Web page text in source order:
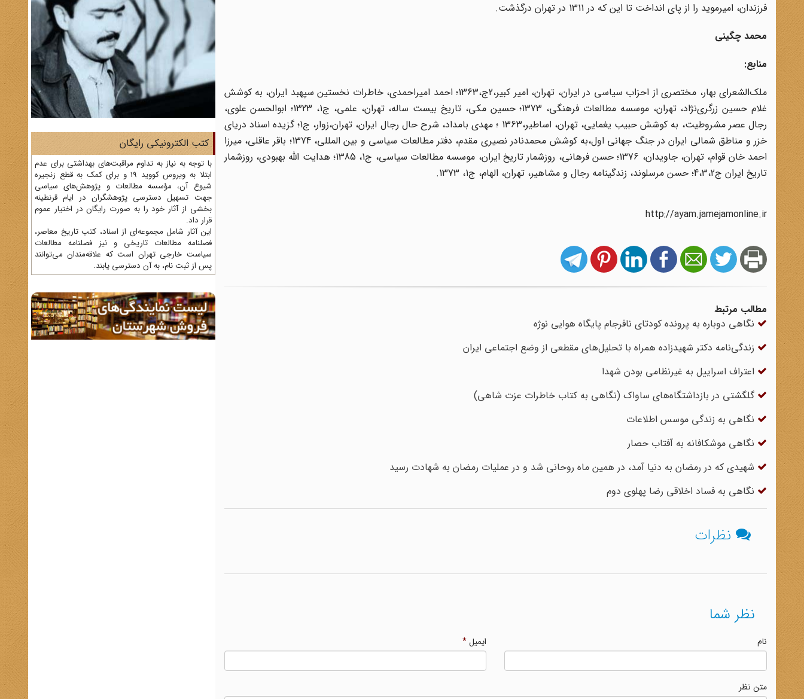
فرزندان، امیرموید را از پای انداخت تا این که در 1311 در تهران درگذشت.
محمد چگینی
منابع:
ملک‌الشعرای بهار، مختصری از احزاب سیاسی در ایران، تهران، امیر کبیر،2ج،1363؛ احمد امیراحمدی، خاطرات نخستین سپهبد ایران، به کوشش
غلام حسین زرگری‌نژاد، تهران، موسسه مطالعات فرهنگی، 1373؛ حسین مکی، تاریخ بیست ساله، تهران، علمی، ج1، 1323؛ ابوالحسن علوی،
رجال عصر مشروطیت، به کوشش حبیب یغمایی، تهران، اساطیر،1363 ؛ مهدی بامداد، شرح حال رجال ایران، تهران،زوار، ج1؛ گزیده اسناد دریای
خزر و مناطق شمالی ایران در جنگ جهانی اول،به کوشش محمدنادر نصیری مقدم، دفتر مطالعات سیاسی و بین المللی، 1374؛ باقر عاقلی، میرزا
احمد خان قوام، تهران، جاویدان، 1376؛ حسن فرهانی، روزشمار تاریخ ایران، موسسه مطالعات سیاسی، ج1، 1385؛ هدایت الله بهبودی، روزشمار
تاریخ ایران ج4،3،2؛ حسن مرسلوند، زندگینامه رجال و مشاهیر، تهران، الهام، ج1، 1373.
http://ayam.jamejamonline.ir
مطالب مرتبط
نگاهی دوباره به پرونده کودتای نافرجام پایگاه هوایی نوژه
زندگی‌نامه دکتر شهیدزاده همراه با تحلیل‌های مقطعی از وضع اجتماعی ایران
اعتراف اسراییل به غیرنظامی بودن شهدا
گلگشتی در بازداشتگاه‌های ساواک (نگاهی به کتاب خاطرات عزت شاهی)
نگاهی به زندگی موسس اطلاعات
نگاهی موشکافانه به آفتاب حصار
شهیدی که در رمضان به دنیا آمد، در همین ماه روحانی شد و در عملیات رمضان به شهادت رسید
نگاهی به فساد اخلاقی رضا پهلوی دوم
نظرات
نظر شما
نام ایمیل*
متن نظر
کتب الکترونیکی رایگان
با توجه به نیاز به تداوم مراقبت‌های بهداشتی برای عدم
ابتلا به ویروس کووید 19 و برای کمک به قطع زنجیره
شیوع آن، مؤسسه مطالعات و پژوهش‌های سیاسی
جهت تسهیل دسترسی پژوهشگران در ایام قرنطینه
بخشی از آثار خود را به صورت رایگان در اختیار عموم
قرار داد.
این آثار شامل مجموعه‌ای از اسناد، کتب تاریخ معاصر،
فصلنامه‌ مطالعات تاریخی و نیز فصلنامه مطالعات
سیاست خارجی تهران است که علاقه‌مندان می‌توانند
پس از ثبت نام، به آن دسترسی یابند.